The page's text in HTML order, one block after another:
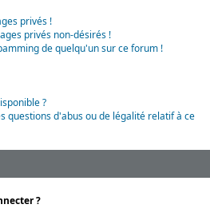
privés !
privés non-désirés !
de quelqu'un sur ce forum !
?
questions d'abus ou de légalité relatif à ce
?